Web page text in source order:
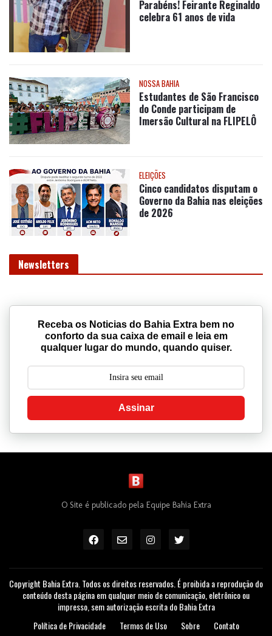
CIDADES
TRANSPARÊNCIA E CUIDADO!
NOSSA BAHIA
A 2ª edição do Saber em Ação
acaba de sair do forno e já
CLICK EXTRA
Parabéns! Feirante Reginaldo
celebra 61 anos de vida
do Conde participam de
Imersão Cultural na FLIPELÔ
ELEIÇÕES
Governo da Bahia nas eleições
de 2026
conforto da sua caixa de email e leia em
qualquer lugar do mundo, quando quiser.
Assinar